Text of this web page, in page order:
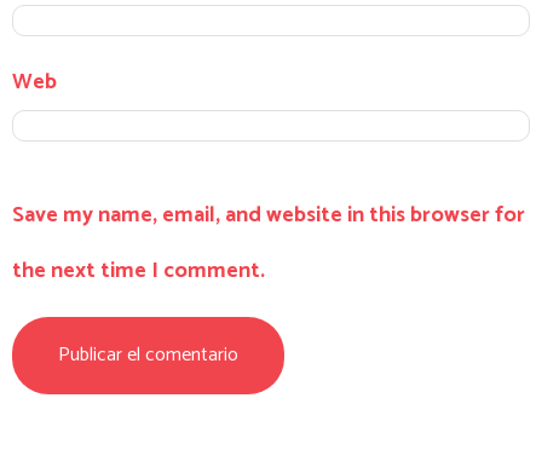
Web
Save my name, email, and website in this browser for
the next time I comment.